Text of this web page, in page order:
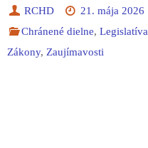
RCHD
21. mája 2026
Chránené dielne,Legislatíva
Zákony, Zaujímavosti